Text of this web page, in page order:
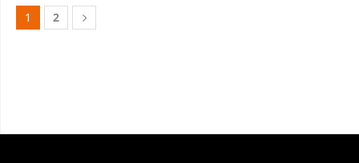
1 2